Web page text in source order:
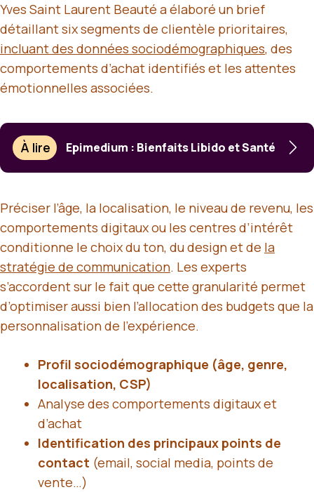
Yves Saint Laurent Beauté a élaboré un brief
détaillant six segments de clientèle prioritaires,
incluant des données sociodémographiques, des
comportements d’achat identifiés et les attentes
émotionnelles associées.
À lire Epimedium : Bienfaits Libido et Santé
Préciser l’âge, la localisation, le niveau de revenu, les
comportements digitaux ou les centres d’intérêt
conditionne le choix du ton, du design et de la
stratégie de communication. Les experts
s’accordent sur le fait que cette granularité permet
d’optimiser aussi bien l’allocation des budgets que la
personnalisation de l’expérience.
Profil sociodémographique (âge, genre,
localisation, CSP)
Analyse des comportements digitaux et
d’achat
Identification des principaux points de
contact (email, social media, points de
vente…)